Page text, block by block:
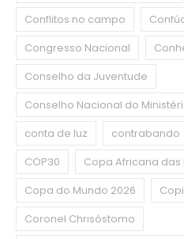
Conflitos no campo
Congresso Nacional
Conselho da Juventude
Conselho Nacional do
conta de luz
contrabando
COP30
Copa Africana das
Copa do Mundo 2026
Coronel Chrisóstomo